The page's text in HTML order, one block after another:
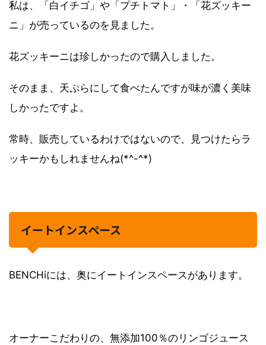
私は、「白イチゴ」や「プチトマト」・「花ズッキー
ニ」が売っているのを見ました。
花ズッキーニは珍しかったので購入しました。
そのまま、天ぷらにして食べたんですが味が濃く美味
しかったですよ。
常時、販売しているわけではないので、見つけたらラ
ッキーかもしれませんね(*^-^*)
イートインスペース
BENCHiには、奥にイートインスペースがあります。
オーナーこだわりの、無添加100％のリンゴジュース